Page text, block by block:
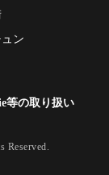
ン
等の取り扱い
Reserved.